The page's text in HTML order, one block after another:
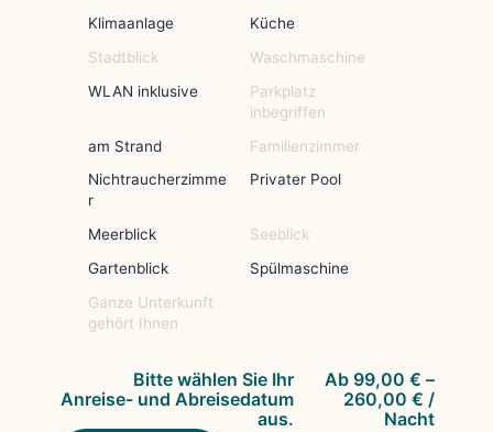
Klimaanlage
Küche
Stadtblick
Waschmaschine
WLAN inklusive
Parkplatz
inbegriffen
am Strand
Familienzimmer
Nichtraucherzimme
r
Privater Pool
Meerblick
Seeblick
Gartenblick
Spülmaschine
Ganze Unterkunft
gehört Ihnen
Ab 99,00 € –
260,00 € /
Nacht
Bitte wählen Sie Ihr
Anreise- und Abreisedatum
aus.